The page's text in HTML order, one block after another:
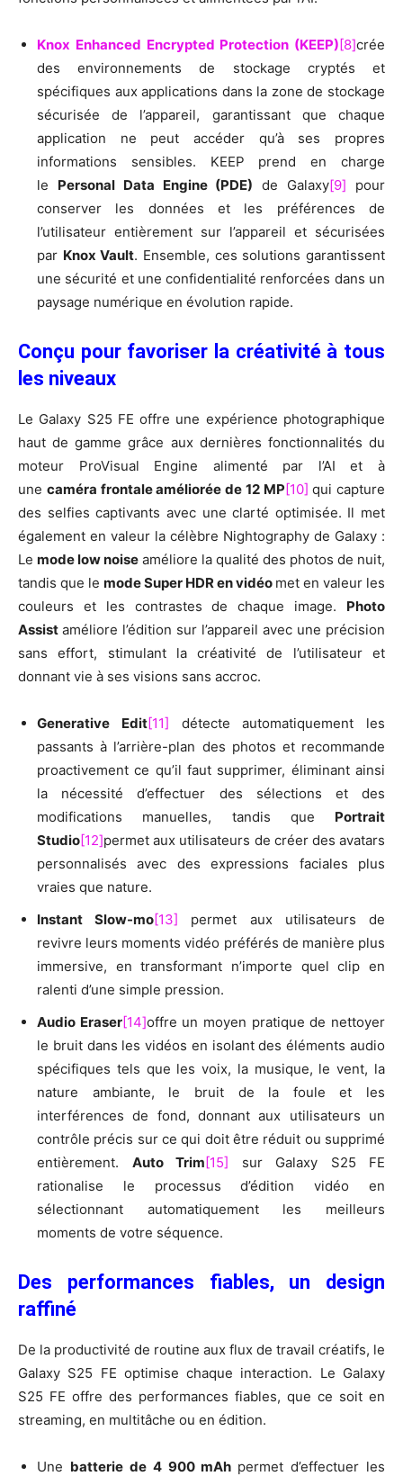
Knox Enhanced Encrypted Protection (KEEP)[8]crée
des environnements de stockage cryptés et
spécifiques aux applications dans la zone de stockage
sécurisée de l’appareil, garantissant que chaque
application ne peut accéder qu’à ses propres
informations sensibles. KEEP prend en charge
le Personal Data Engine (PDE) de Galaxy[9] pour
conserver les données et les préférences de
l’utilisateur entièrement sur l’appareil et sécurisées
par Knox Vault. Ensemble, ces solutions garantissent
une sécurité et une confidentialité renforcées dans un
paysage numérique en évolution rapide.
Conçu pour favoriser la créativité à tous
les niveaux
Le Galaxy S25 FE offre une expérience photographique
haut de gamme grâce aux dernières fonctionnalités du
moteur ProVisual Engine alimenté par l’AI et à
une caméra frontale améliorée de 12 MP[10] qui capture
des selfies captivants avec une clarté optimisée. Il met
également en valeur la célèbre Nightography de Galaxy :
Le mode low noise améliore la qualité des photos de nuit,
tandis que le mode Super HDR en vidéo met en valeur les
couleurs et les contrastes de chaque image. Photo
Assist améliore l’édition sur l’appareil avec une précision
sans effort, stimulant la créativité de l’utilisateur et
donnant vie à ses visions sans accroc.
Generative Edit[11] détecte automatiquement les
passants à l’arrière-plan des photos et recommande
proactivement ce qu’il faut supprimer, éliminant ainsi
la nécessité d’effectuer des sélections et des
modifications manuelles, tandis que Portrait
Studio[12]permet aux utilisateurs de créer des avatars
personnalisés avec des expressions faciales plus
vraies que nature.
Instant Slow-mo[13] permet aux utilisateurs de
revivre leurs moments vidéo préférés de manière plus
immersive, en transformant n’importe quel clip en
ralenti d’une simple pression.
Audio Eraser[14]offre un moyen pratique de nettoyer
le bruit dans les vidéos en isolant des éléments audio
spécifiques tels que les voix, la musique, le vent, la
nature ambiante, le bruit de la foule et les
interférences de fond, donnant aux utilisateurs un
contrôle précis sur ce qui doit être réduit ou supprimé
entièrement. Auto Trim[15] sur Galaxy S25 FE
rationalise le processus d’édition vidéo en
sélectionnant automatiquement les meilleurs
moments de votre séquence.
Des performances fiables, un design
raffiné
De la productivité de routine aux flux de travail créatifs, le
Galaxy S25 FE optimise chaque interaction. Le Galaxy
S25 FE offre des performances fiables, que ce soit en
streaming, en multitâche ou en édition.
Une batterie de 4 900 mAh permet d’effectuer les